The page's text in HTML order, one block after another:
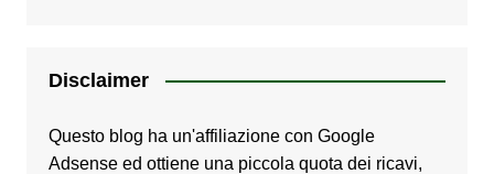
Disclaimer
Questo blog ha un'affiliazione con Google
Adsense ed ottiene una piccola quota dei ricavi,